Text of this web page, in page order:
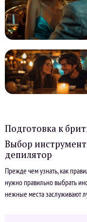
Подготовка к
Выбор
депилятор
Прежде чем узнать, как
нужно правильно выбрать
нежные места заслуживают